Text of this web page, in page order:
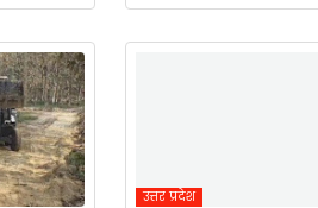
उत्तर प्रदेश